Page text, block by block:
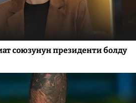
союзунун президенти болду